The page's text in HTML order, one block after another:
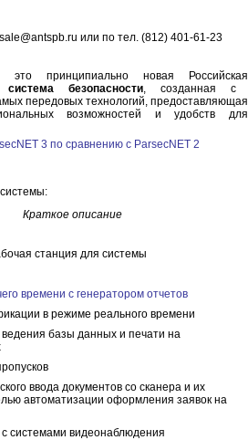
или по тел. (812) 401-61-23
это принципиально новая Российская
система безопасности, созданная с
передовых технологий, предоставляющая
возможностей и удобств для
3 по сравнению с ParsecNET 2
Краткое описание
станция для системы
времени с генератором отчетов
в режиме реального времени
ведения базы данных и печати на
ввода документов со сканера и их
автоматизации оформления заявок на
системами видеонаблюдения